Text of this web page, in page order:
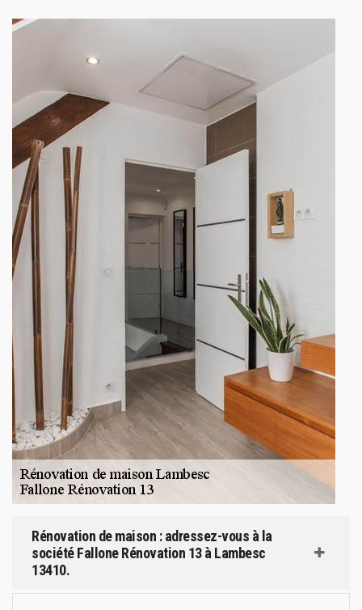
Rénovation de maison : adressez-vous à la
société Fallone Rénovation 13 à Lambesc
13410.